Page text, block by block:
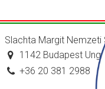
Slachta Margit
1142 Budapest
+36 20 381 2988